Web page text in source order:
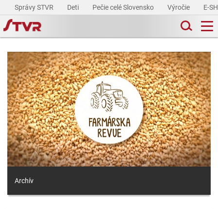
Správy STVR Deti Pečie celé Slovensko Výročie E-
Archív